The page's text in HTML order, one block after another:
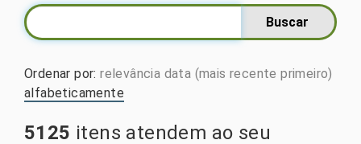
Ordenar por:relevância data (mais recente primeiro)
alfabeticamente
5125 itens atendem ao seu